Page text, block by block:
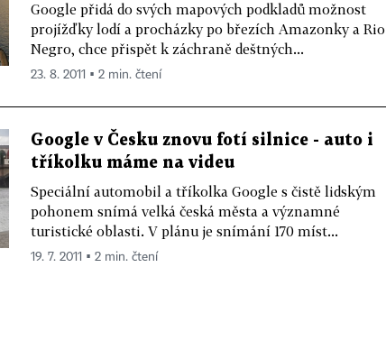
Google přidá do svých mapových podkladů možnost
projížďky lodí a procházky po březích Amazonky a Rio
Negro, chce přispět k záchraně deštných...
23. 8. 2011 ▪ 2 min. čtení
Google v Česku znovu fotí silnice - auto i
tříkolku máme na videu
Speciální automobil a tříkolka Google s čistě lidským
pohonem snímá velká česká města a významné
turistické oblasti. V plánu je snímání 170 míst...
19. 7. 2011 ▪ 2 min. čtení